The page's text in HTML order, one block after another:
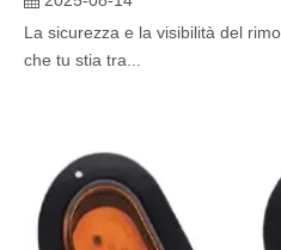
La sicurezza e la visibilità del
che tu stia tra...